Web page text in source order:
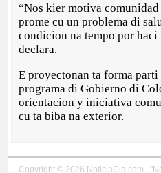
“Nos kier motiva
prome cu un problema di
condicion na tempo por
declara.
E proyectonan ta forma
programa di Gobierno di
orientacion y iniciativa
cu ta biba na exterior.
Copyright © 2026 NoticiaCla.com |